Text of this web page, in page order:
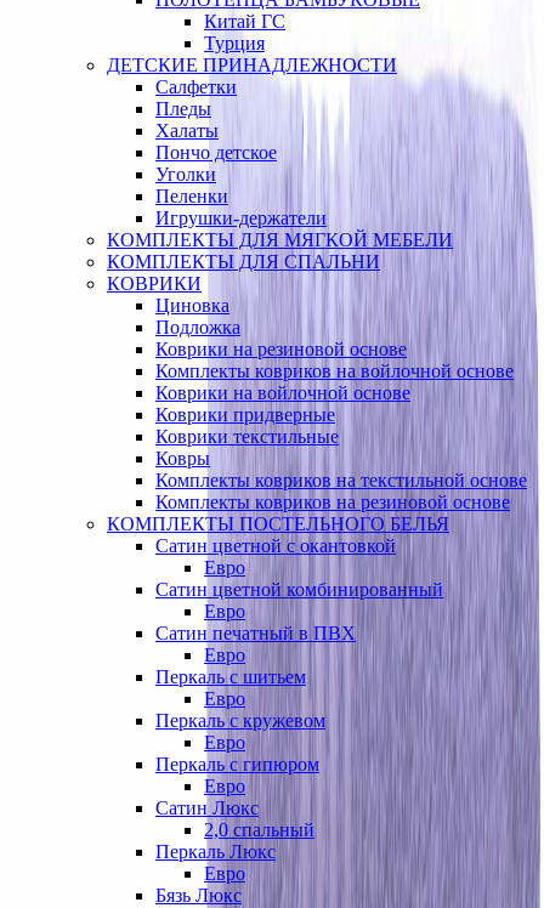
Китай ГС
Турция
ДЕТСКИЕ ПРИНАДЛЕЖНОСТИ
Салфетки
Пледы
Халаты
Пончо детское
Уголки
Пеленки
Игрушки-держатели
КОМПЛЕКТЫ ДЛЯ МЯГКОЙ МЕБЕЛИ
КОМПЛЕКТЫ ДЛЯ СПАЛЬНИ
КОВРИКИ
Циновка
Подложка
Коврики на резиновой основе
Комплекты ковриков на войлочной основе
Коврики на войлочной основе
Коврики придверные
Коврики текстильные
Ковры
Комплекты ковриков на текстильной основе
Комплекты ковриков на резиновой основе
КОМПЛЕКТЫ ПОСТЕЛЬНОГО БЕЛЬЯ
Сатин цветной с окантовкой
Евро
Сатин цветной комбинированный
Евро
Сатин печатный в ПВХ
Евро
Перкаль с шитьем
Евро
Перкаль с кружевом
Евро
Перкаль с гипюром
Евро
Сатин Люкс
2,0 спальный
Перкаль Люкс
Евро
Бязь Люкс